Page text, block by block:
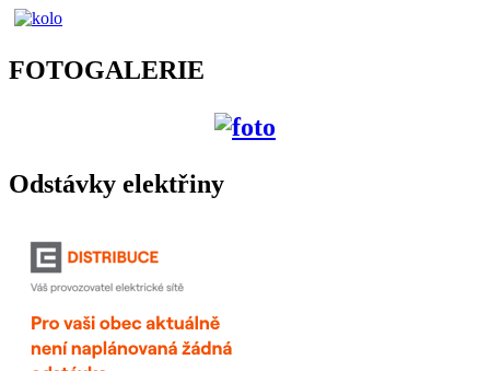
FOTOGALERIE
Odstávky elektřiny